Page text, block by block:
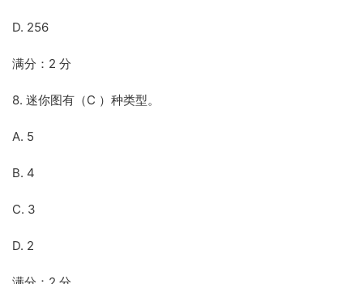
D. 256
满分：2 分
8. 迷你图有（C ）种类型。
A. 5
B. 4
C. 3
D. 2